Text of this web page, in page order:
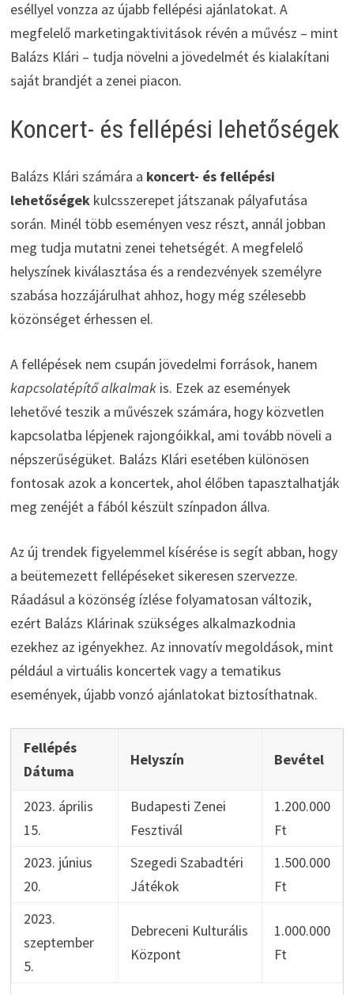
eséllyel vonzza az újabb fellépési ajánlatokat. A
megfelelő marketingaktivitások révén a művész – mint
Balázs Klári – tudja növelni a jövedelmét és kialakítani
saját brandjét a zenei piacon.
Koncert- és fellépési lehetőségek
Balázs Klári számára a koncert- és fellépési
lehetőségekkulcsszerepet játszanak pályafutása
során. Minél több eseményen vesz részt, annál jobban
meg tudja mutatni zenei tehetségét. A megfelelő
helyszínek kiválasztása és a rendezvények személyre
szabása hozzájárulhat ahhoz, hogy még szélesebb
közönséget érhessen el.
A fellépések nem csupán jövedelmi források, hanem
kapcsolatépítő alkalmakis. Ezek az események
lehetővé teszik a művészek számára, hogy közvetlen
kapcsolatba lépjenek rajongóikkal, ami tovább növeli a
népszerűségüket. Balázs Klári esetében különösen
fontosak azok a koncertek, ahol élőben tapasztalhatják
meg zenéjét a fából készült színpadon állva.
Az új trendek figyelemmel kísérése is segít abban, hogy
a beütemezett fellépéseket sikeresen szervezze.
Ráadásul a közönség ízlése folyamatosan változik,
ezért Balázs Klárinak szükséges alkalmazkodnia
ezekhez az igényekhez. Az innovatív megoldások, mint
például a virtuális koncertek vagy a tematikus
események, újabb vonzó ajánlatokat biztosíthatnak.
Fellépés
Dátuma
Helyszín Bevétel
2023. április
15.
Budapesti Zenei
Fesztivál
1.200.000
Ft
2023. június
20.
Szegedi Szabadtéri
Játékok
1.500.000
Ft
2023.
szeptember
5.
Debreceni Kulturális
Központ
1.000.000
Ft